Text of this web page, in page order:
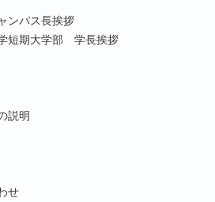
パス長挨拶
短期大学部 学長挨拶
明
せ